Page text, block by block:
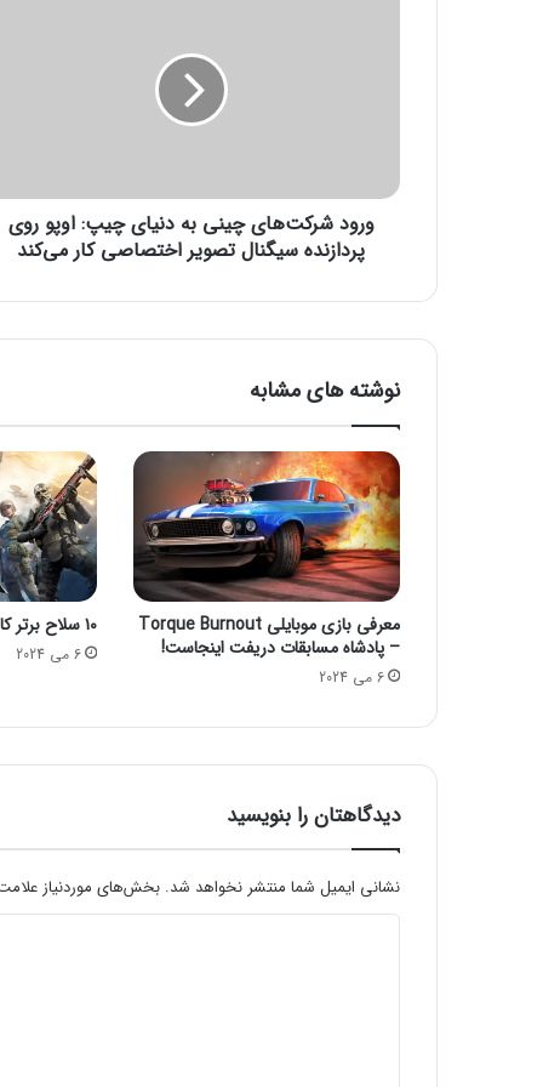
ه
ی
ه
د
ن
ا
ی
چ
ی
پ
:
ا
و
و
ی
ر
د
ا
ورود شرکت‌های چینی به دنیای چیپ: اوپو روی
پردازنده سیگنال تصویر اختصاصی کار می‌کند
نوشته های مشابه
معرفی بازی موبایلی Torque Burnout
– پادشاه مسابقات دریفت اینجاست!
6 می 2024
۱۰ سلاح برتر کالاف دیوتی موبایل
6 می 2024
دیدگاهتان را بنویسید
نشانی ایمیل شما منتشر نخواهد شد. بخش‌های موردنیاز